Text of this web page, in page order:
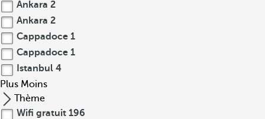
Ankara 2
Ankara 2
Cappadoce 1
Cappadoce 1
Istanbul 4
Plus Moins
Thème
Wifi gratuit 196